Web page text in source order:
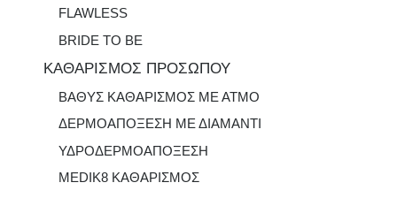
FLAWLESS
BRIDE TO BE
ΚΑΘΑΡΙΣΜΟΣ ΠΡΟΣΩΠΟΥ
ΒΑΘΥΣ ΚΑΘΑΡΙΣΜΟΣ ΜΕ ΑΤΜΟ
ΔΕΡΜΟΑΠΟΞΕΣΗ ΜΕ ΔΙΑΜΑΝΤΙ
ΥΔΡΟΔΕΡΜΟΑΠΟΞΕΣΗ
MEDIK8 ΚΑΘΑΡΙΣΜΟΣ